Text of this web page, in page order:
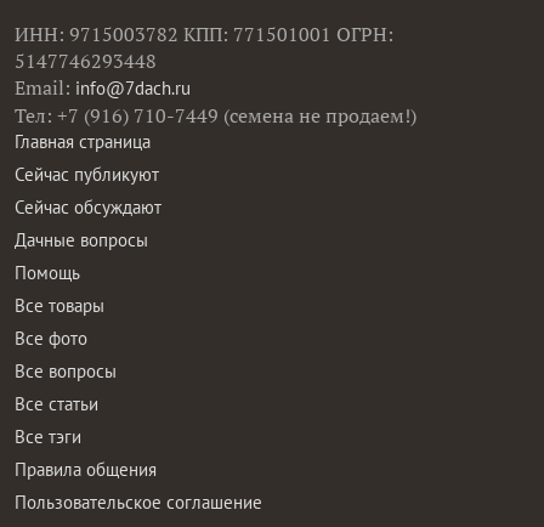
ИНН: 9715003782 КПП: 771501001 ОГРН:
5147746293448
Email: info@7dach.ru
Тел: +7 (916) 710-7449 (семена не продаем!)
Главная страница
Сейчас публикуют
Сейчас обсуждают
Дачные вопросы
Помощь
Все товары
Все фото
Все вопросы
Все статьи
Все тэги
Правила общения
Пользовательское соглашение